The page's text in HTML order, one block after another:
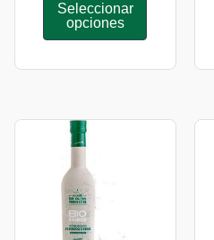
Seleccionar
opciones